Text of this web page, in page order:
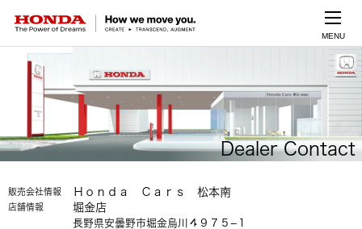
MENU
Dealer Contact
販売会社情報 Ｈｏｎｄａ Ｃａｒｓ 松本南
店舗情報 堀金店
長野県安曇野市堀金烏川４９７５−１